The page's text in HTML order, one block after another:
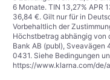
6 Monate. TIN 13,27% APR
36,84 €. Gilt nur für in
Vorbehaltlich der
Höchstbetrag abhängig von
Bank AB (publ), Sveavägen
0431. Siehe Bedingungen
https://www.klarna.com/de/